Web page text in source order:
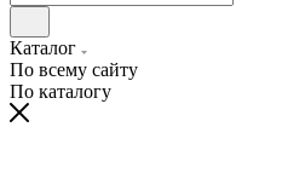
Каталог
По всему сайту
По каталогу